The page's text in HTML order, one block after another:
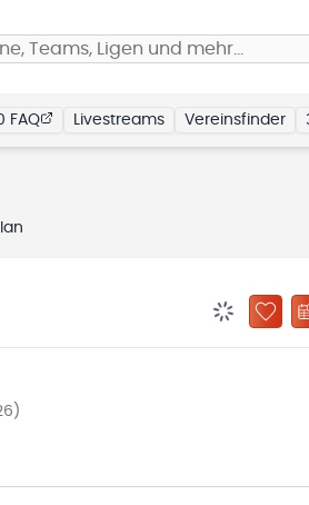
Teams, Ligen und mehr…
FAQ Livestreams Vereinsfinder
ZU